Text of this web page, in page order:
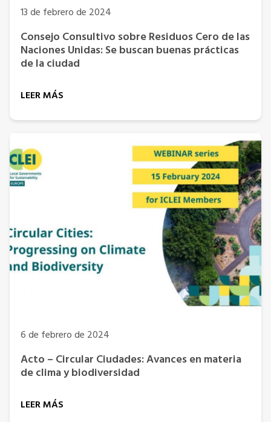
13 de febrero de 2024
Consejo Consultivo sobre Residuos Cero de las
Naciones Unidas: Se buscan buenas prácticas
de la ciudad
LEER MÁS
6 de febrero de 2024
Acto – Circular Ciudades: Avances en materia
de clima y biodiversidad
LEER MÁS